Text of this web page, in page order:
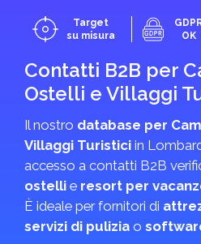
Target
su misura
OK
Contatti B2B per
Ostelli e Villaggi
Il nostro database per
Villaggi Turistici in
accesso a contatti B2B
ostelli e resort per
È ideale per fornitori di
servizi di pulizia o